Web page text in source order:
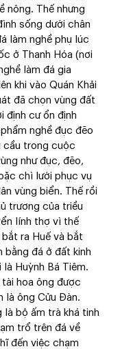
nông. Thế nhưng
sống dưới chân
làm nghề phụ lúc
ở Thanh Hóa (nơi
làm đá gia
khi vào Quán Khải
đã chọn vùng đất
định cư ổn định
nghề đục đẽo
cầu trong cuộc
như đục, đẽo,
chì lưới phục vụ
vùng biển. Thế rồi
trương của triều
lính thợ vì thế
ra Huế và bắt
bằng đá ở đất kinh
Huỳnh Bá Tiêm.
hoa ông được
là ông Cửu Đàn.
là bộ ấm trà khá tinh
trổ trên đá về
đến việc chạm